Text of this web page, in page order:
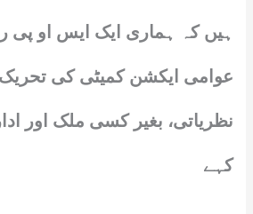
ہیں کہ ہماری ایک ایس او پی
عوامی ایکشن کمیٹی کی
نظریاتی، بغیر کسی ملک اور
کہے